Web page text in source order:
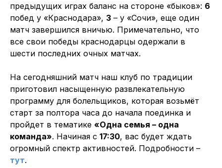
предыдущих играх баланс на стороне «быков»: 6
побед у «Краснодара», 3 – у «Сочи», еще один
матч завершился вничью. Примечательно, что
все свои победы краснодарцы одержали в
шести последних очных матчах.
На сегодняшний матч наш клуб по традиции
приготовил насыщенную развлекательную
программу для болельщиков, которая возьмёт
старт за полтора часа до начала поединка и
пройдет в тематике «Одна семья – одна
команда». Начиная с 17:30, вас будет ждать
огромный спектр активностей. Подробности –
тут.